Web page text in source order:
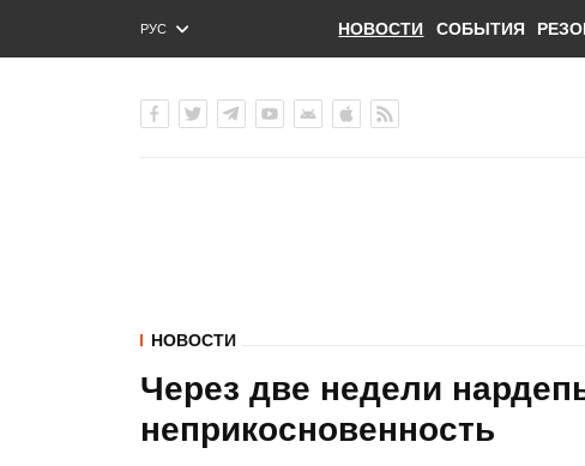
РУС
ENG
НОВОСТИ СОБЫТИЯ
НОВОСТИ
Через две недели
неприкосновенность